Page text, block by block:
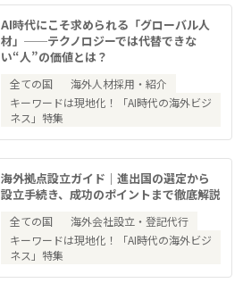
AI時代にこそ求められる「グローバル人
材」──テクノロジーでは代替できな
い“人”の価値とは？
全ての国
海外人材採用・紹介
キーワードは現地化！「AI時代の海外ビジ
ネス」特集
海外拠点設立ガイド｜進出国の選定から
設立手続き、成功のポイントまで徹底解説
全ての国
海外会社設立・登記代行
キーワードは現地化！「AI時代の海外ビジ
ネス」特集